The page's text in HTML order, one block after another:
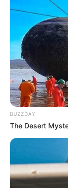
Magyar
beszélnek az
mert még a
nyíltan az
beszélt, hogy
elkezdődött,
fontos
várta, hogy
hogy már ez
BUZZDAY
The Desert